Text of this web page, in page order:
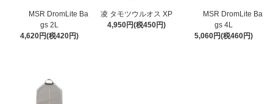
MSR DromLite Ba
gs 2L
4,620円(税420円)
凌 タモツウルオス XP
4,950円(税450円)
MSR DromLite Ba
gs 4L
5,060円(税460円)